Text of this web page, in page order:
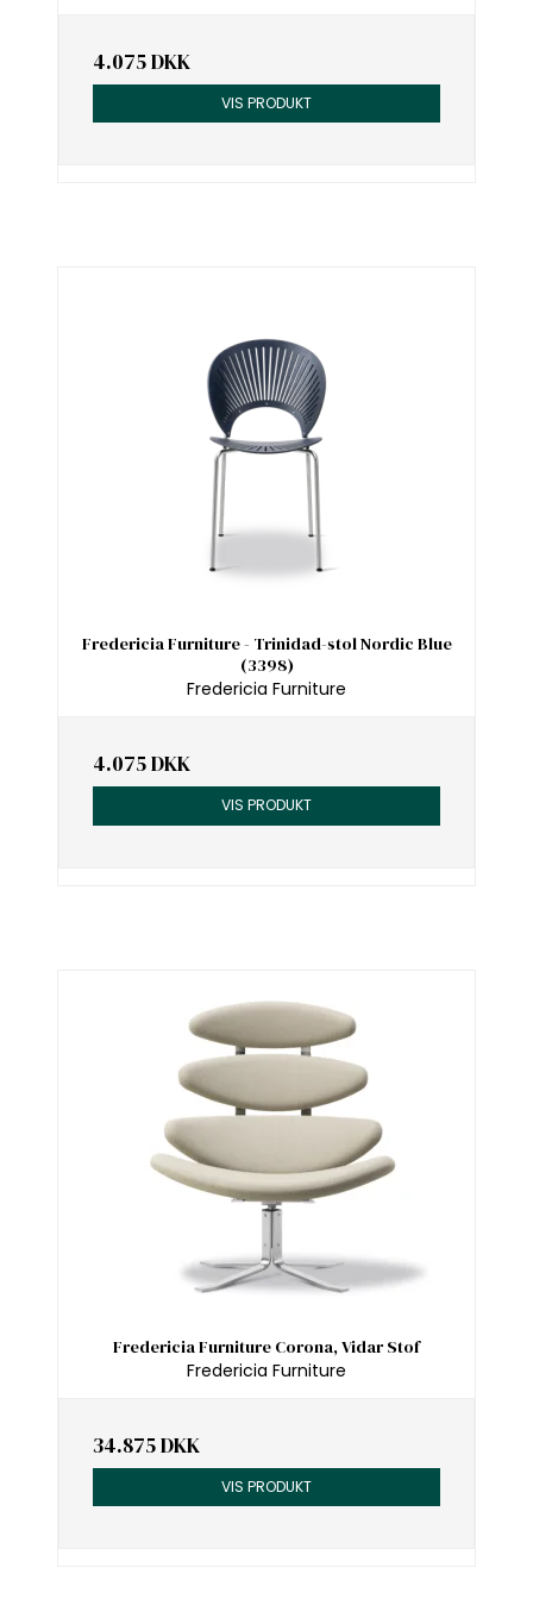
4.075 DKK
VIS PRODUKT
Fredericia Furniture - Trinidad-stol Nordic Blue
(3398)
Fredericia Furniture
4.075 DKK
VIS PRODUKT
Fredericia Furniture Corona, Vidar Stof
Fredericia Furniture
34.875 DKK
VIS PRODUKT